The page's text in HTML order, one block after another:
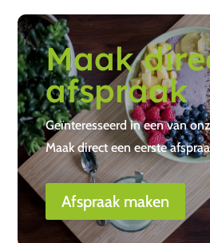
Maak
afspraak
Geïnteresseerd in een van
Maak direct een eerste
Afspraak maken